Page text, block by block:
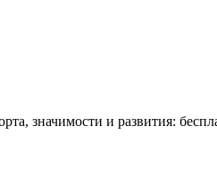
значимости и развития: